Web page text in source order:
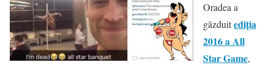
Oradea a
găzduitediţia
2016 a All
Star Game,